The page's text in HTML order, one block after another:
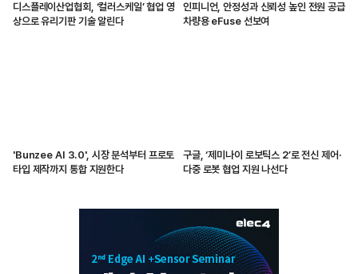
디스플레이산업협회, ‘컬러스케일’ 협업 영
상으로 유리기판 기술 알린다
인피니언, 안정성과 신뢰성 높인 전원 공급
차량용 eFuse 선보여
'Bunzee AI 3.0', 시장 분석부터 프로토
타입 제작까지 통합 지원한다
구글, ‘제미나이 로보틱스 2’로 전신 제어·
다중 로봇 협업 지원 나선다